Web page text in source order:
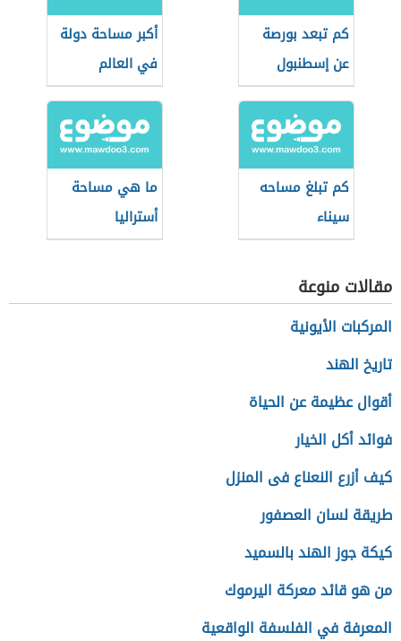
كم تبعد بورصة
عن إسطنبول
أكبر مساحة دولة
في العالم
كم تبلغ مساحه
سيناء
ما هي مساحة
أستراليا
مقالات منوعة
المركبات الأيونية
تاريخ الهند
أقوال عظيمة عن الحياة
فوائد أكل الخيار
كيف أزرع النعناع فى المنزل
طريقة لسان العصفور
كيكة جوز الهند بالسميد
من هو قائد معركة اليرموك
المعرفة في الفلسفة الواقعية